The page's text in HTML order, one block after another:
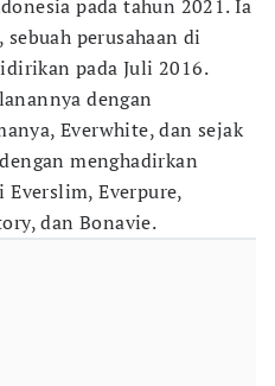
pada tahun 2021. Ia
perusahaan di
pada Juli 2016.
dengan
Everwhite, dan sejak
menghadirkan
Everpure,
dan Bonavie.